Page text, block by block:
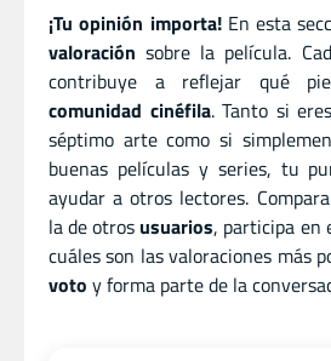
¡Tu opinión importa!En esta
valoración sobre la película.
contribuye a reflejar qué
comunidad cinéfila. Tanto si
séptimo arte como si
buenas películas y series, tu
ayudar a otros lectores.
la de otros usuarios, participa en
cuáles son las valoraciones más
voto y forma parte de la